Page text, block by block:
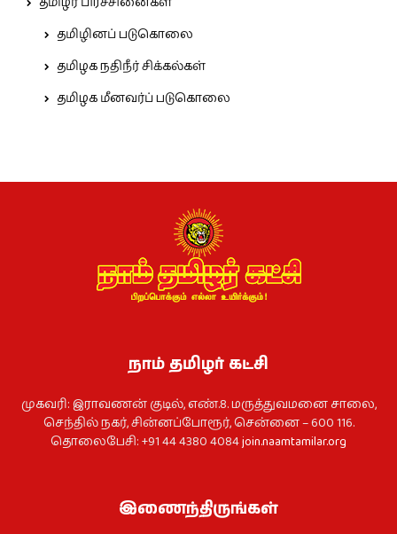
தமிழினப் படுகொலை
தமிழக நதிநீர் சிக்கல்கள்
தமிழக மீனவர்ப் படுகொலை
நாம் தமிழர் கட்சி
முகவரி: இராவணன் குடில், எண்.8. மருத்துவமனை சாலை,
செந்தில் நகர், சின்னப்போரூர், சென்னை – 600 116.
தொலைபேசி: +91 44 4380 4084join.naamtamilar.org
இணைந்திருங்கள்